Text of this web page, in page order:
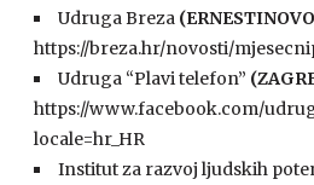
Udruga Breza
https://breza.hr/novosti/
Udruga “Plavi telefon”
https://www.facebook.com/
locale=hr_HR
Institut za razvoj ljudskih